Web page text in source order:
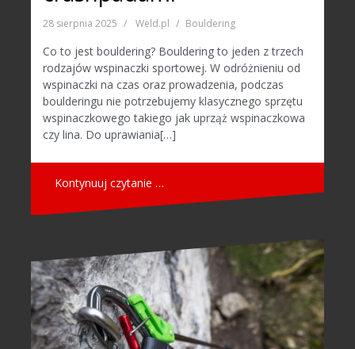
28 sierpnia 2025 Weld.pl Bouldering
Co to jest bouldering? Bouldering to jeden z trzech
rodzajów wspinaczki sportowej. W odróżnieniu od
wspinaczki na czas oraz prowadzenia, podczas
boulderingu nie potrzebujemy klasycznego sprzętu
wspinaczkowego takiego jak uprząż wspinaczkowa
czy lina. Do uprawiania[…]
Kontynuuj czytanie …